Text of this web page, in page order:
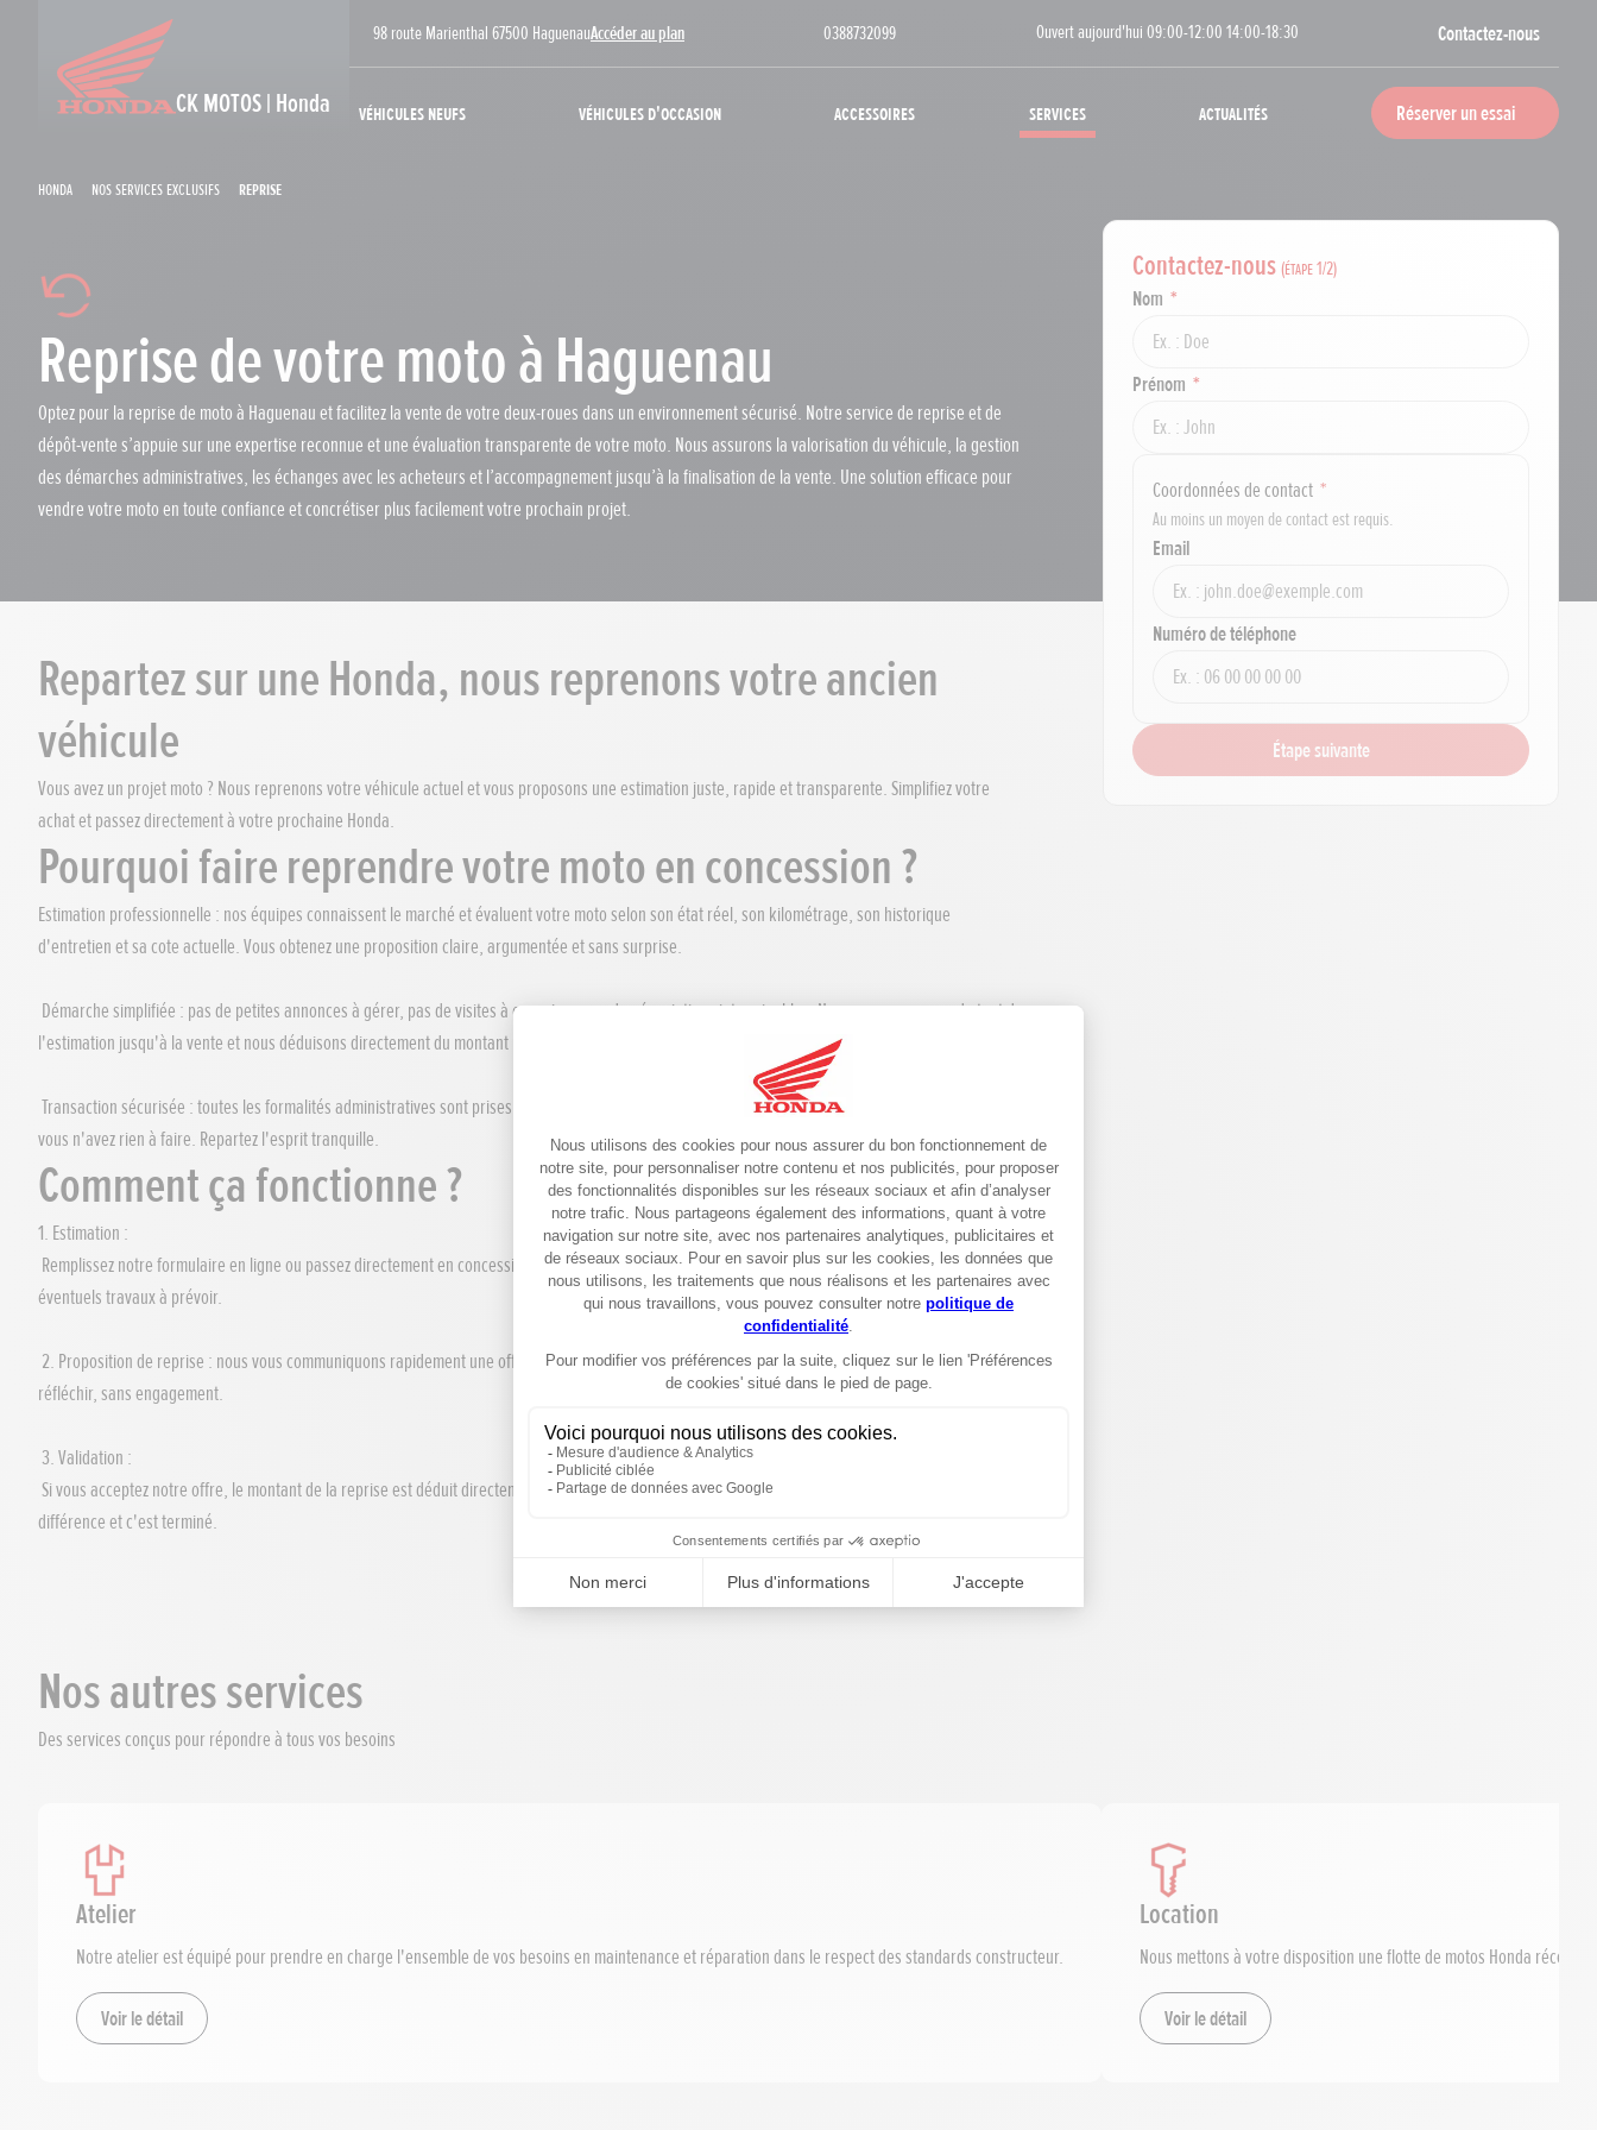
CK MOTOS | Honda
98 route Marienthal 67500 HaguenauAccéder au plan 0388732099 Ouvert aujourd'hui 09:00-12:00 14:00-18:30 Contactez-nous
Véhicules neufs Véhicules d'occasion Accessoires Services Actualités Réserver un essai
Honda Nos services exclusifs Reprise
Reprise de votre moto à Haguenau
Optez pour la reprise de moto à Haguenau et facilitez la vente de votre deux-roues dans un environnement sécurisé. Notre service de reprise et de
dépôt-vente s’appuie sur une expertise reconnue et une évaluation transparente de votre moto. Nous assurons la valorisation du véhicule, la gestion
des démarches administratives, les échanges avec les acheteurs et l’accompagnement jusqu’à la finalisation de la vente. Une solution efficace pour
vendre votre moto en toute confiance et concrétiser plus facilement votre prochain projet.
Repartez sur une Honda, nous reprenons votre ancien
véhicule
Vous avez un projet moto ? Nous reprenons votre véhicule actuel et vous proposons une estimation juste, rapide et transparente. Simplifiez votre
achat et passez directement à votre prochaine Honda.
Pourquoi faire reprendre votre moto en concession ?
Estimation professionnelle : nos équipes connaissent le marché et évaluent votre moto selon son état réel, son kilométrage, son historique
d'entretien et sa cote actuelle. Vous obtenez une proposition claire, argumentée et sans surprise.
Démarche simplifiée : pas de petites annonces à gérer, pas de visites à organiser, pas de négociations interminables. Nous nous occupons de tout de
l'estimation jusqu'à la vente et nous déduisons directement du montant perçu du prix de votre nouvelle Honda.
Transaction sécurisée : toutes les formalités administratives sont prises en charge par la concession. Carte grise, certificat de cession, radiation, etc,
vous n'avez rien à faire. Repartez l'esprit tranquille.
Comment ça fonctionne ?
1. Estimation :
Remplissez notre formulaire en ligne ou passez directement en concession avec votre moto. Nous examinons l'état général, le carnet d'entretien, les
éventuels travaux à prévoir.
2. Proposition de reprise : nous vous communiquons rapidement une offre de reprise chiffrée, valable plusieurs jours. Vous prenez le temps de
réfléchir, sans engagement.
3. Validation :
Si vous acceptez notre offre, le montant de la reprise est déduit directement du prix de votre nouvelle moto ou scooter Honda. Vous réglez la
différence et c'est terminé.
Contactez-nous (étape1/2)
Nom
Prénom
Coordonnées de contact
Au moins un moyen de contact est requis.
Email
Numéro de téléphone
Étape suivante
Nos autres services
Des services conçus pour répondre à tous vos besoins
Atelier
Notre atelier est équipé pour prendre en charge l'ensemble de vos besoins en maintenance et réparation dans le respect des standards constructeur.
Voir le détail
Location
Nous mettons à votre disposition une flotte de motos Honda
Voir le détail